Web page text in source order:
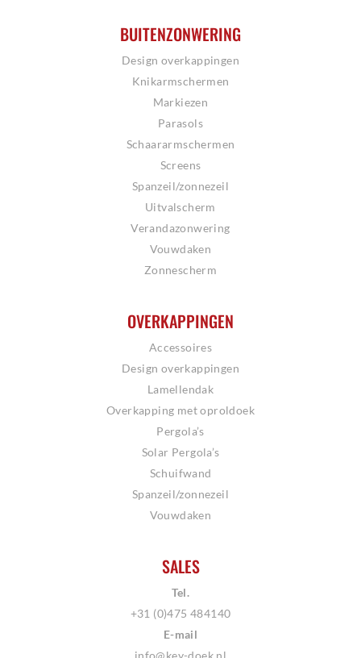
BUITENZONWERING
Design overkappingen
Knikarmschermen
Markiezen
Parasols
Schaararmschermen
Screens
Spanzeil/zonnezeil
Uitvalscherm
Verandazonwering
Vouwdaken
Zonnescherm
OVERKAPPINGEN
Accessoires
Design overkappingen
Lamellendak
Overkapping met oproldoek
Pergola’s
Solar Pergola’s
Schuifwand
Spanzeil/zonnezeil
Vouwdaken
SALES
Tel.
+31 (0)475 484140
E-mail
info@key-doek.nl